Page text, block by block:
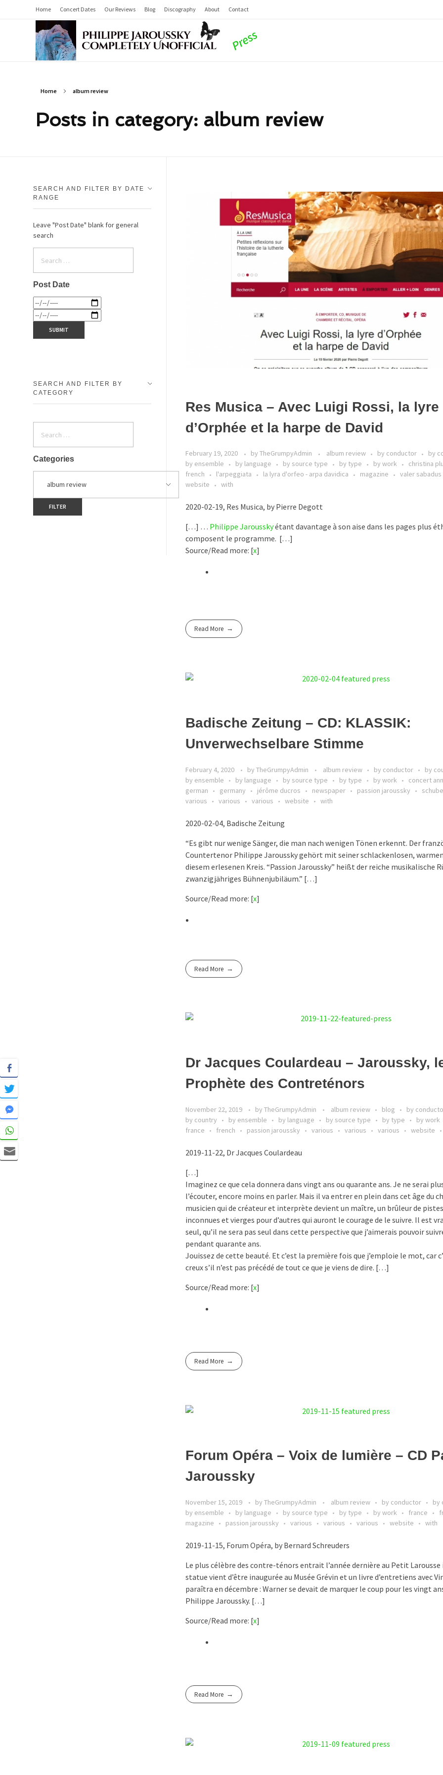
Home Concert Dates Our Reviews Blog Discography About Contact
Philippe Jaroussky Completely Unofficial
Home album review
Posts in category: album review
Res Musica – Avec Luigi Rossi, la lyre
d’Orphée et la harpe de David
February 19, 2020 by TheGrumpyAdmin album review by conductor
by
by ensemble
by language by source type by type by work
christina
french
l'arpeggiata la lyra d'orfeo - arpa davidica magazine
valer sabadus
website
with
2020-02-19, Res Musica, by Pierre Degott
[…] … Philippe Jarousskyétant davantage à son aise dans les pages plus
composent le programme. […]
Source/Read more: [x]
Read More
Badische Zeitung – CD: KLASSIK:
Unverwechselbare Stimme
February 4, 2020 by TheGrumpyAdmin album review by conductor
by
by ensemble
by language by source type by type by work
concert
german
germany jérôme ducros newspaper passion jaroussky
various
various various website with
2020-02-04, Badische Zeitung
“Es gibt nur wenige Sänger, die man nach wenigen Tönen erkennt. Der
Countertenor Philippe Jaroussky gehört mit seiner schlackenlosen,
diesem erlesenen Kreis. “Passion Jaroussky” heißt der reiche musikalische
zwanzigjähriges Bühnenjubiläum.” […]
Source/Read more: [x]
Read More
Dr Jacques Coulardeau – Jaroussky,
Prophète des Contreténors
November 22, 2019 by TheGrumpyAdmin album review blog
by
by country
by ensemble by language by source type by type
by work
france
french passion jaroussky various various various website
2019-11-22, Dr Jacques Coulardeau
[…]
Imaginez ce que cela donnera dans vingt ans ou quarante ans. Je ne serai
l’écouter, encore moins en parler. Mais il va entrer en plein dans cet âge du
musicien qui de créateur et interprète devient un maître, un brûleur de
inconnues et vierges pour d’autres qui auront le courage de le suivre. Il est
seul, qu’il ne sera pas seul dans cette perspective que j’aimerais pouvoir
pendant quarante ans.
Jouissez de cette beauté. Et c’est la première fois que j’emploie le mot, car
creux s’il n’est pas précédé de tout ce que je viens de dire. […]
Source/Read more: [x]
Read More
Forum Opéra – Voix de lumière – CD
Jaroussky
November 15, 2019 by TheGrumpyAdmin album review by conductor
by
by ensemble
by language by source type by type by work france
magazine
passion jaroussky various various various website with
2019-11-15, Forum Opéra, by Bernard Schreuders
Le plus célèbre des contre-ténors entrait l’année dernière au Petit
statue vient d’être inaugurée au Musée Grévin et un livre d’entretiens avec
paraîtra en décembre : Warner se devait de marquer le coup pour les vingt
Philippe Jaroussky. […]
Source/Read more: [x]
Read More
SEARCH AND FILTER BY DATE
RANGE
Leave "Post Date" blank for general
search
Post Date
SEARCH AND FILTER BY
CATEGORY
Categories